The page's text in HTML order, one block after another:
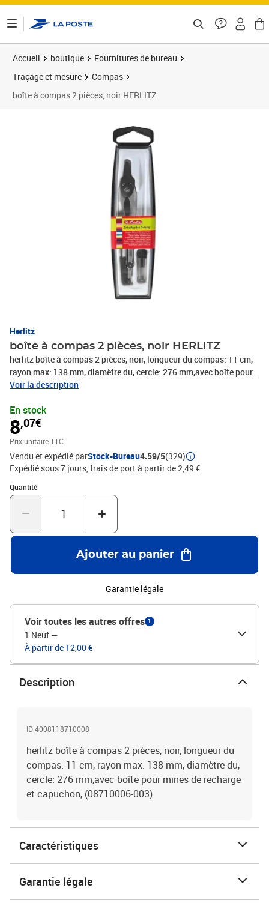
Accueil boutique
Fournitures de bureau
Traçage et mesure
Compas
boîte à compas 2 pièces, noir HERLITZ
Herlitz
boîte à compas 2 pièces, noir HERLITZ
herlitz boîte à compas 2 pièces, noir, longueur du compas: 11 cm,
rayon max: 138 mm, diamètre du, cercle: 276 mm,avec boîte pour
mines de recharge et capuchon, (08710006-003)
Voir la description
En stock
8,07€
Prix unitaire TTC
Vendu et expédié parStock-Bureau4.59/5(329)
Expédié sous 7 jours, frais de port à partir de 2,49 €
Quantité
Quantité : 1
Ajouter au panier
Garantie légale
Voir toutes les autres offres 1
1 Neuf —
À partir de 12,00 €
Description
ID 4008118710008
herlitz boîte à compas 2 pièces, noir, longueur du
compas: 11 cm, rayon max: 138 mm, diamètre du,
cercle: 276 mm,avec boîte pour mines de recharge
et capuchon, (08710006-003)
Caractéristiques
Garantie légale